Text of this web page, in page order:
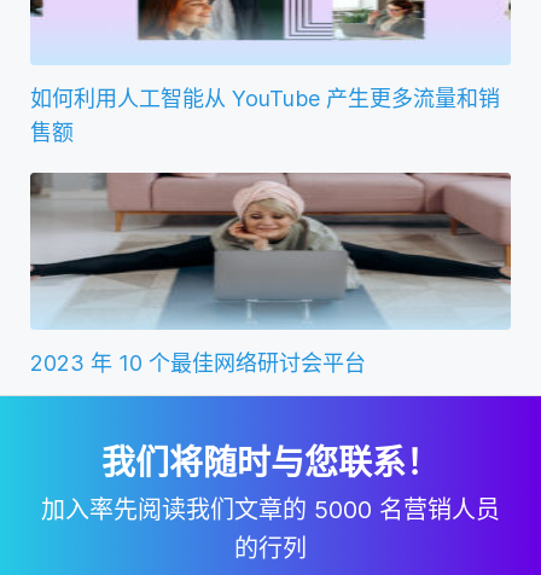
如何利用人工智能从 YouTube 产生更多流量和销
售额
2023 年 10 个最佳网络研讨会平台
我们将随时与您联系！
加入率先阅读我们文章的 5000 名营销人员
的行列